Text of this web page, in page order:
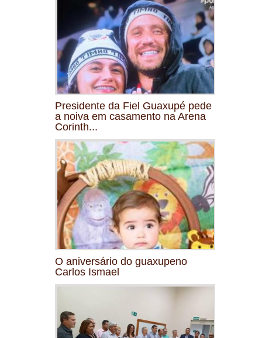
Presidente da Fiel Guaxupé pede
a noiva em casamento na Arena
Corinth...
O aniversário do guaxupeno
Carlos Ismael